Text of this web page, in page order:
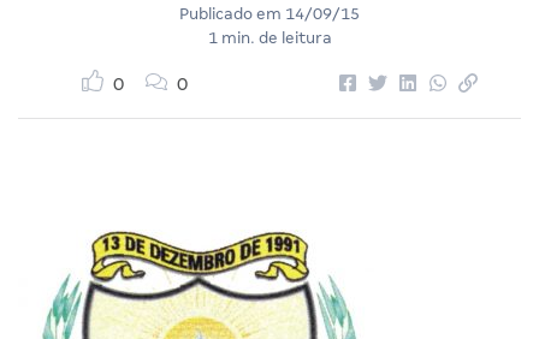
Publicado em 14/09/15
1 min. de leitura
0 0